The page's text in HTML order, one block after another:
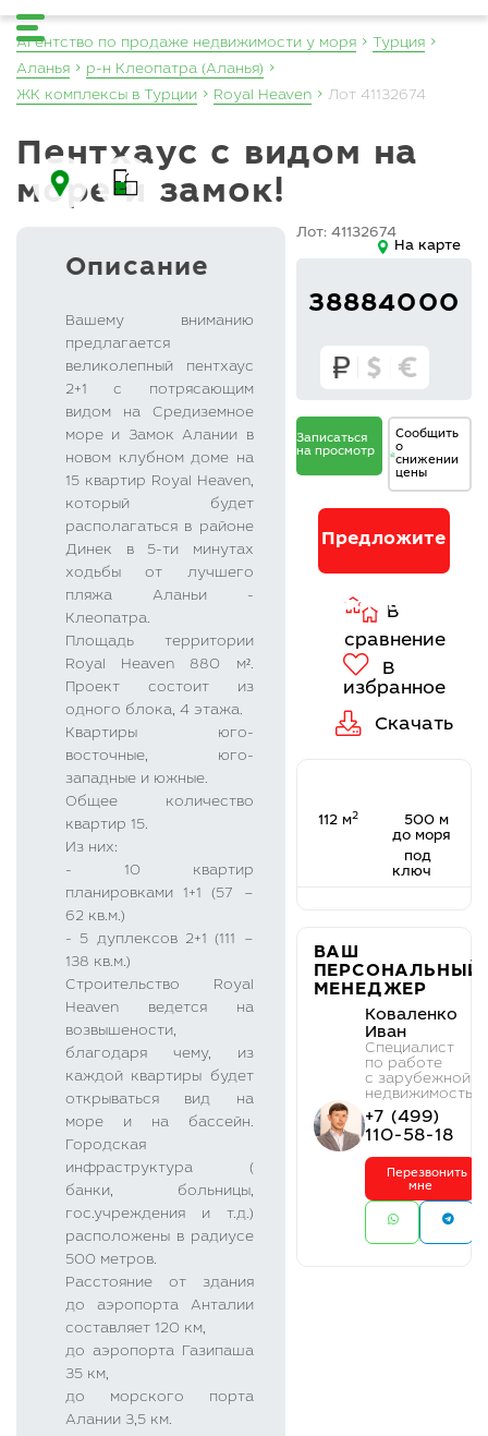
Агентство по продаже недвижимости у моря
Турция
Аланья
р-н Клеопатра (Аланья)
ЖК комплексы в Турции
Royal Heaven Лот 41132674
Пентхаус с видом на
море и замок!
Описание
Вашему вниманию
предлагается
великолепный пентхаус
2+1 с потрясающим
видом на Средиземное
море и Замок Алании в
новом клубном доме на
15 квартир Royal Heaven,
который будет
располагаться в районе
Динек в 5-ти минутах
ходьбы от лучшего
пляжа Аланьи -
Клеопатра.
Площадь территории
Royal Heaven 880 м².
Проект состоит из
одного блока, 4 этажа.
Квартиры юго-
восточные, юго-
западные и южные.
Общее количество
квартир 15.
Из них:
- 10 квартир
планировками 1+1 (57 –
62 кв.м.)
- 5 дуплексов 2+1 (111 –
138 кв.м.)
Строительство Royal
Heaven ведется на
возвышености,
благодаря чему, из
каждой квартиры будет
открываться вид на
море и на бассейн.
Городская
инфраструктура (
банки, больницы,
гос.учреждения и т.д.)
расположены в радиусе
500 метров.
Расстояние от здания
до аэропорта Анталии
составляет 120 км,
до аэропорта Газипаша
35 км,
до морского порта
Алании 3,5 км.
На карте
Лот: 41132674
38884000
Записаться
на просмотр
Сообщить
о
снижении
цены
Предложите
свою цену
В
избранное
112 м2
500 м
до моря
под
ключ
ВАШ
ПЕРСОНАЛЬНЫЙ
МЕНЕДЖЕР
Коваленко
Иван
Cпециалист
по работе
с зарубежной
недвижимостью
+7 (499)
110-58-18
Перезвонить
мне